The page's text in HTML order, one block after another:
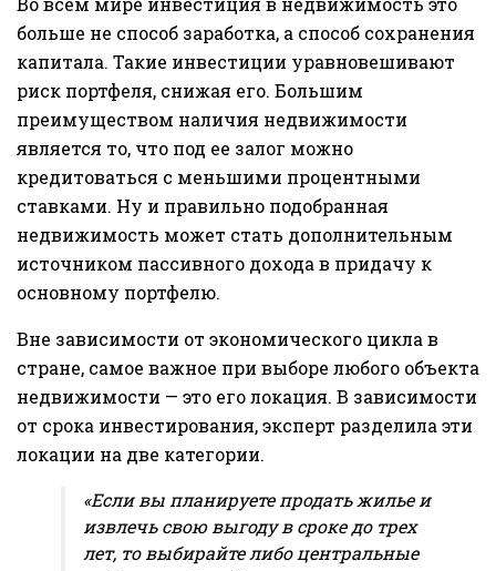
больше не способ заработка, а способ сохранения
капитала. Такие инвестиции уравновешивают
риск портфеля, снижая его. Большим
преимуществом наличия недвижимости
является то, что под ее залог можно
кредитоваться с меньшими процентными
ставками. Ну и правильно подобранная
недвижимость может стать дополнительным
источником пассивного дохода в придачу к
основному портфелю.
Вне зависимости от экономического цикла в
стране, самое важное при выборе любого объекта
недвижимости — это его локация. В зависимости
от срока инвестирования, эксперт разделила эти
локации на две категории.
«Если вы планируете продать жилье и
извлечь свою выгоду в сроке до трех
лет, то выбирайте либо центральные